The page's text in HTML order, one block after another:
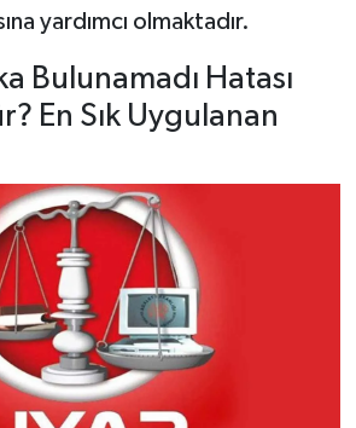
yardımcı olmaktadır.
Bulunamadı Hatası
En Sık Uygulanan